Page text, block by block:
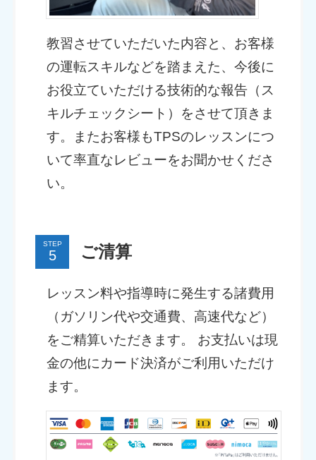
教習させていただいた内容と、お客様
の運転スキルなどを踏まえた、今後に
お役立ていただける技術的な報告（ス
キルチェックシート）をさせて頂きま
す。またお客様もTPSのレッスンにつ
いて率直なレビューをお聞かせくださ
い。
STEP ご清算
レッスン料や指導時に発生する諸費用
（ガソリン代や交通費、高速代など）
をご精算いただきます。 お支払いは現
金の他にカード決済がご利用いただけ
ます。